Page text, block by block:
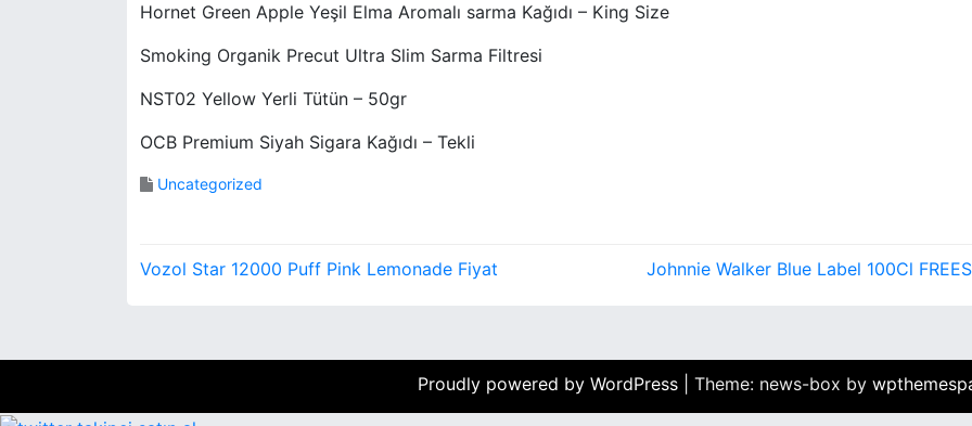
Hornet Green Apple Yeşil Elma Aromalı sarma Kağıdı – King Size
Smoking Organik Precut Ultra Slim Sarma Filtresi
NST02 Yellow Yerli Tütün – 50gr
OCB Premium Siyah Sigara Kağıdı – Tekli
Uncategorized
Y
Vozol Star 12000 Puff Pink Lemonade Fiyat Johnnie Walker Blue Label 100Cl
Proudly powered by WordPress Theme: news-box by